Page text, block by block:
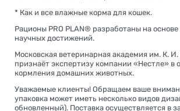
* Как и все влажные корма для кошек.
Рационы PRO PLAN® разработаны на
научных достижений.
Московская ветеринарная академия им. К.
признаёт экспертизу компании «Нестле» в
кормления домашних животных.
Уважаемые клиенты! Обращаем ваше
упаковка может иметь несколько видов
обновленный). Поставка осуществляется в